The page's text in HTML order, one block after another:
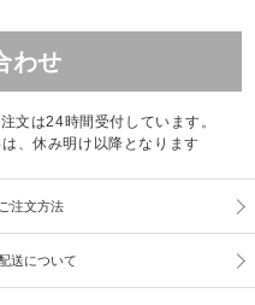
わせ
文は24時間受付しています。
、休み明け以降となります
ご注文方法
送について